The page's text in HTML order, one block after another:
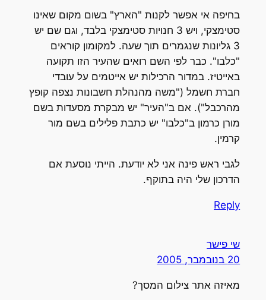
בחיפה אי אפשר לקנות "הארץ" בשום מקום שאינו
סטימצקי, ויש 3 חנויות סטימצקי בלבד, וגם שם יש
3 גליונות שנגמרים תוך שעה. למקומון קוראים
"כלבו". כבר לפי השם רואים שהעיר הזו תקועה
באייטיז. במדור הרכילות יש אייטמים על עובדי
חברת חשמל ("משה מהנהלת חשבונות נצפה קופץ
מהרכבל"). אם ב"העיר" יש מבקרת מסעדות בשם
מורן כרמון ב"כלבו" יש כתבת פלילים בשם מור
קרמין.
לגבי ראש פינה אני לא יודעת. הייתי נוסעת אם
הדרכון שלי היה בתוקף.
Reply
שי פישר
20 בנובמבר, 2005
מאיזה אתר צילום המסך?